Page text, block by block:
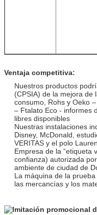
Ventaja competitiva:
Nuestros productos
(CPSIA) de la mejora de
consumo, Rohs y Oeko
– Ftalato Eco - informes
libres disponibles
Nuestras instalaciones
Disney, McDonald,
VERITAS y el polo
Empresa de la “etiqueta
confianza) autorizada
ambiente de ciudad de
La máquina de la
las mercancías y los